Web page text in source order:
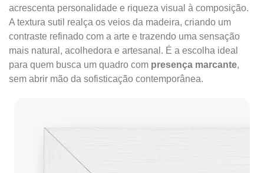
acrescenta personalidade e riqueza visual à composição.
A textura sutil realça os veios da madeira, criando um
contraste refinado com a arte e trazendo uma sensação
mais natural, acolhedora e artesanal. É a escolha ideal
para quem busca um quadro com presença marcante,
sem abrir mão da sofisticação contemporânea.